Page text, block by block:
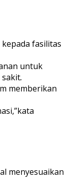
fasilitas
untuk
sakit.
memberikan
menyesuaikan